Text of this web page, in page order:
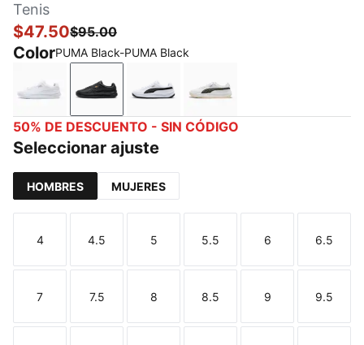
Tenis
$47.50$95.00
ColorPUMA Black-PUMA Black
PUMA White-PUMA White
PUMA Black-PUMA Black
PUMA White-PUMA Black
PUMA White-Dark Olive
50% DE DESCUENTO - SIN CÓDIGO
Seleccionar ajuste
HOMBRES MUJERES
Talla
4
Talla
4.5
Talla
5
Talla
5.5
Talla
6
Talla
6.5
Talla
7
Talla
7.5
Talla
8
Talla
8.5
Talla
9
Talla
9.5